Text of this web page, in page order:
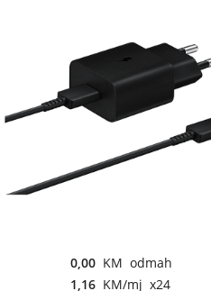
0,00 KM odmah
1,16 KM/mj x24